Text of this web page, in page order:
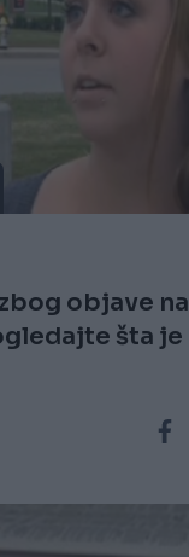
objave na
šta je